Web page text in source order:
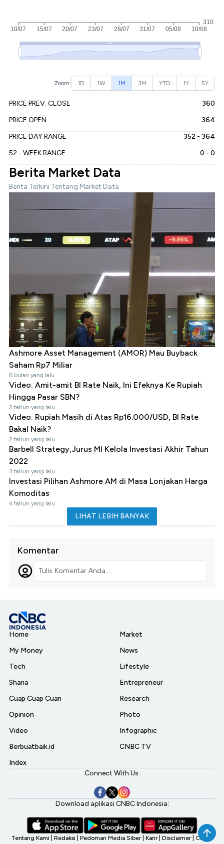
Zoom: 1D 1W 1M 3M YTD 1Y 5Y
PRICE PREV. CLOSE
360
PRICE OPEN
364
PRICE DAY RANGE
352 - 364
52 - WEEK RANGE
0 - 0
Berita Market Data
Berita Terkini Tentang Market Data
Ashmore Asset Management (AMOR) Mau Buyback
Saham Rp7 Miliar
6 bulan yang lalu
Video: Amit-amit BI Rate Naik, Ini Efeknya Ke Rupiah
Hingga Pasar SBN?
2 tahun yang lalu
Video: Rupiah Masih di Atas Rp16.000/USD, BI Rate
Bakal Naik?
2 tahun yang lalu
Barbell Strategy,Jurus MI Kelola Investasi Akhir Tahun
2022
3 tahun yang lalu
Investasi Pilihan Ashmore AM di Masa Lonjakan Harga
Komoditas
4 tahun yang lalu
LIHAT LEBIH BANYAK
Komentar
Tulis Komentar Anda...
Home
My Money
Tech
Sharia
Cuap Cuap Cuan
Opinion
Video
Berbuatbaik.id
Index
Market
News
Lifestyle
Entrepreneur
Research
Photo
Infographic
CNBC TV
Connect With Us:
Download aplikasi CNBC Indonesia:
Tentang Kami Redaksi Pedoman Media Siber Karir Disclaimer CNBC